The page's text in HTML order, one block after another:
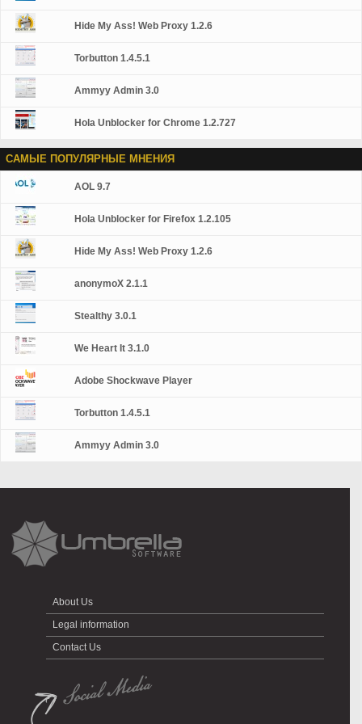
Hide My Ass! Web Proxy 1.2.6
Torbutton 1.4.5.1
Ammyy Admin 3.0
Hola Unblocker for Chrome 1.2.727
САМЫЕ ПОПУЛЯРНЫЕ МНЕНИЯ
AOL 9.7
Hola Unblocker for Firefox 1.2.105
Hide My Ass! Web Proxy 1.2.6
anonymoX 2.1.1
Stealthy 3.0.1
We Heart It 3.1.0
Adobe Shockwave Player
Torbutton 1.4.5.1
Ammyy Admin 3.0
About Us
Legal information
Contact Us